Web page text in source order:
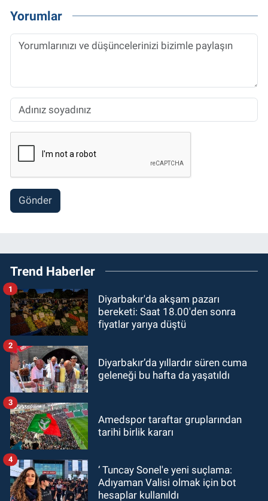
Yorumlar
Gönder
Trend Haberler
Diyarbakır'da akşam pazarı
bereketi: Saat 18.00'den sonra
fiyatlar yarıya düştü
1
Diyarbakır’da yıllardır süren cuma
geleneği bu hafta da yaşatıldı
2
Amedspor taraftar gruplarından
tarihi birlik kararı
3
‘ Tuncay Sonel'e yeni suçlama:
Adıyaman Valisi olmak için bot
hesaplar kullanıldı
4